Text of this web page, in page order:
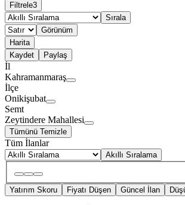
Filtrele3
Sırala
Görünüm
Harita
Kaydet
Paylaş
İl
Kahramanmaraş
İlçe
Onikişubat
Semt
Zeytindere Mahallesi
Tümünü Temizle
Tüm İlanlar
Akıllı Sıralama
Yatırım Skoru Fiyatı Düşen Güncel İlan